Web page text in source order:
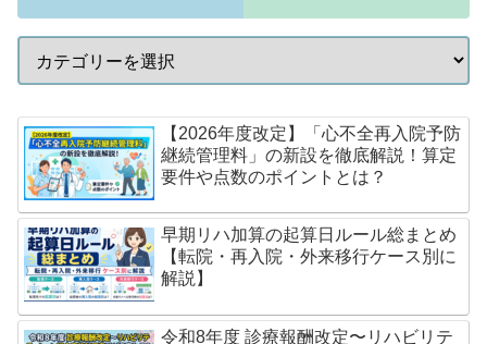
【2026年度改定】「心不全再入院予防
継続管理料」の新設を徹底解説！算定
要件や点数のポイントとは？
早期リハ加算の起算日ルール総まとめ
【転院・再入院・外来移行ケース別に
解説】
令和8年度 診療報酬改定〜リハビリテ